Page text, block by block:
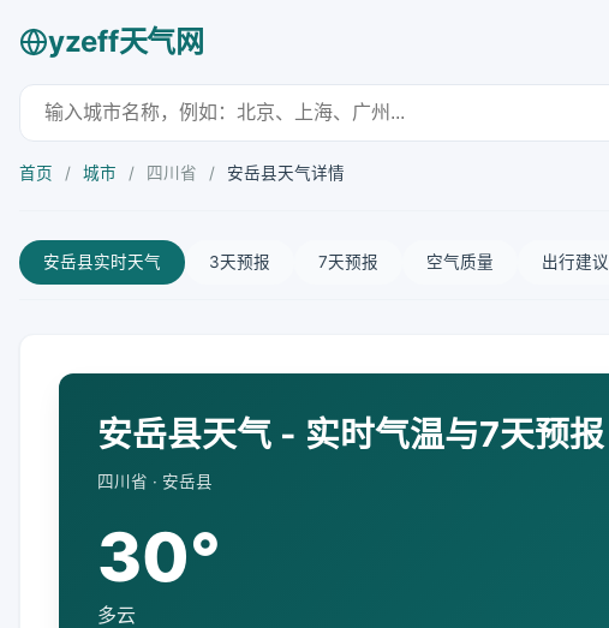
yzeff天气网
首页 / 城市 / 四川省 / 安岳县天气详情
安岳县实时天气 3天预报 7天预报 空气质量 出行建议
安岳县天气 - 实时气温与7天预报
四川省 · 安岳县
30°
多云